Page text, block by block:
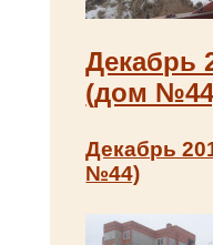
Декабрь
(дом
Декабрь
№44)